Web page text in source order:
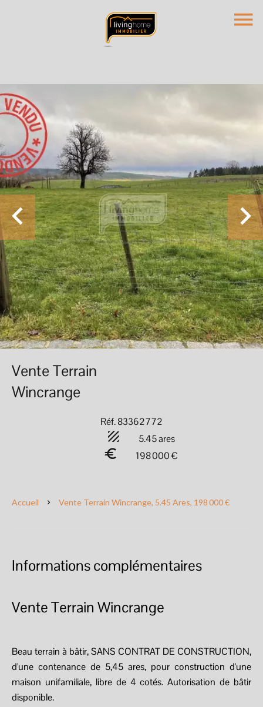
Vente Terrain
Wincrange
Réf. 83362772
5.45 ares
198 000 €
Accueil Vente Terrain Wincrange, 5.45 Ares, 198 000 €
Informations complémentaires
Vente Terrain Wincrange
Beau terrain à bâtir, SANS CONTRAT DE CONSTRUCTION,
d'une contenance de 5,45 ares, pour construction d'une
maison unifamiliale, libre de 4 cotés. Autorisation de bâtir
disponible.